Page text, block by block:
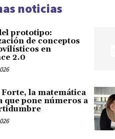
noticias
prototipo:
de conceptos
en
2.0
Forte, la matemática
que pone números a